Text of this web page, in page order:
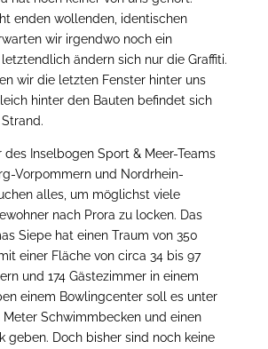
enden wollenden, identischen
wir irgendwo noch ein
ändern sich nur die Graffiti.
wir die letzten Fenster hinter uns
hinter den Bauten befindet sich
des Inselbogen Sport & Meer-Teams
Vorpommern und Nordrhein-
alles, um möglichst viele
nach Prora zu locken. Das
Siepe hat einen Traum von 350
einer Fläche von circa 34 bis 97
und 174 Gästezimmer in einem
einem Bowlingcenter soll es unter
Meter Schwimmbecken und einen
geben. Doch bisher sind noch keine